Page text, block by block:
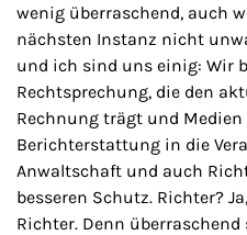
wenig überraschend, auch
nächsten Instanz nicht
und ich sind uns einig: Wir
Rechtsprechung, die den
Rechnung trägt und
Berichterstattung in die
Anwaltschaft und auch
besseren Schutz. Richter?
Richter. Denn überraschend